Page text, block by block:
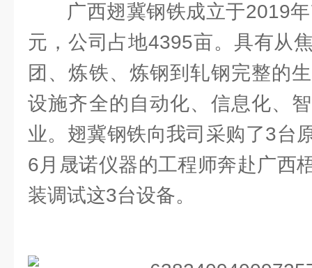
广西翅冀钢铁成立于2019
元，公司占地4395亩。具有从
团、炼铁、炼钢到轧钢完整的
设施齐全的自动化、信息化、
业。翅冀钢铁向我司采购了3台
6月晟诺仪器的工程师奔赴广西
装调试这3台设备。